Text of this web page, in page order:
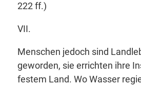
222 ff.)
VII.
Menschen jedoch sind
geworden, sie errichten ihre
festem Land. Wo Wasser